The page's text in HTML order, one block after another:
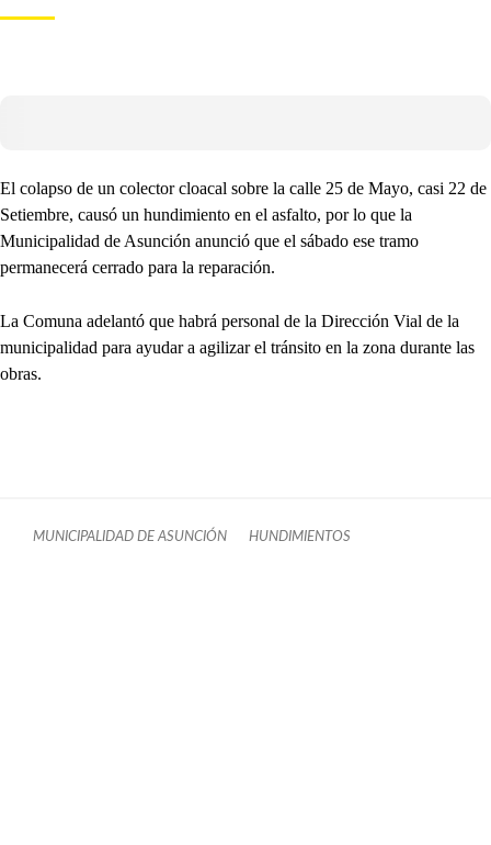
El colapso de un colector cloacal sobre la calle 25 de Mayo, casi 22 de
Setiembre, causó un hundimiento en el asfalto, por lo que la
Municipalidad de Asunción anunció que el sábado ese tramo
permanecerá cerrado para la reparación.
La Comuna adelantó que habrá personal de la Dirección Vial de la
municipalidad para ayudar a agilizar el tránsito en la zona durante las
obras.
MUNICIPALIDAD DE ASUNCIÓN HUNDIMIENTOS